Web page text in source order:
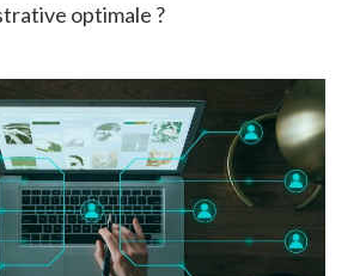
optimale ?